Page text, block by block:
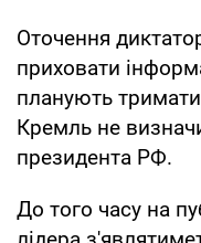
Оточення
приховати
планують тримати
Кремль не
президента РФ.
До того часу на